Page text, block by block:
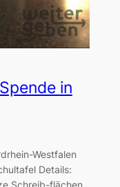
in
Westfalen
Details: